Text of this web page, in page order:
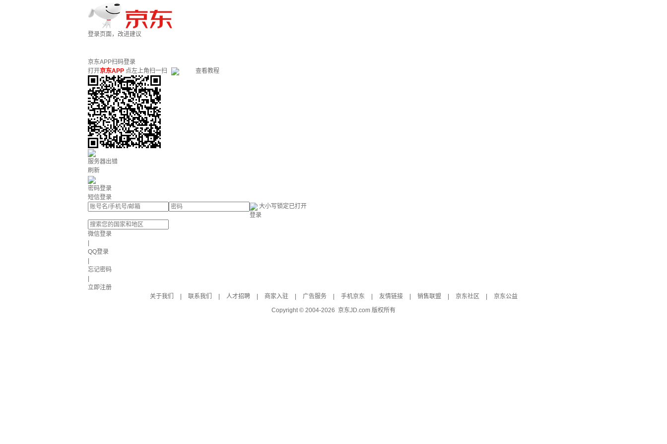
登录页面，改进建议
京东APP扫码登录
打开京东APP 点左上角扫一扫 查看教程
服务器出错
刷新
密码登录
短信登录
大小写锁定已打开
登录
微信登录
QQ登录
忘记密码
立即注册
关于我们
联系我们 人才招聘 商家入驻 广告服务 手机京东 友情链接 销售联盟 京东社区
京东公益
Copyright © 2004-2026 京东JD.com 版权所有